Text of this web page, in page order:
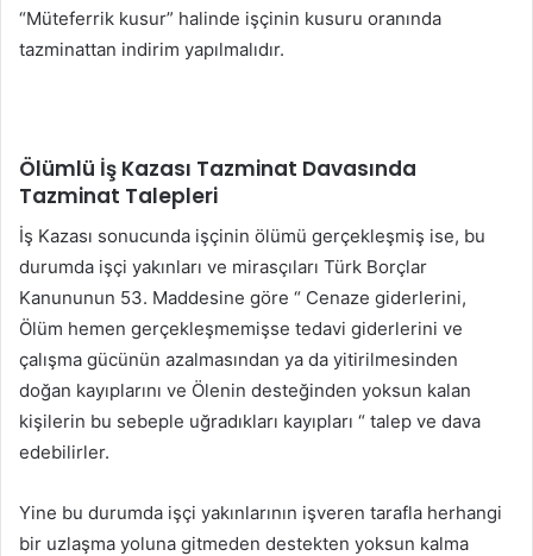
“Müteferrik kusur” halinde işçinin kusuru oranında
tazminattan indirim yapılmalıdır.
Ölümlü İş Kazası Tazminat Davasında
Tazminat Talepleri
İş Kazası sonucunda işçinin ölümü gerçekleşmiş ise, bu
durumda işçi yakınları ve mirasçıları Türk Borçlar
Kanununun 53. Maddesine göre “ Cenaze giderlerini,
Ölüm hemen gerçekleşmemişse tedavi giderlerini ve
çalışma gücünün azalmasından ya da yitirilmesinden
doğan kayıplarını ve Ölenin desteğinden yoksun kalan
kişilerin bu sebeple uğradıkları kayıpları “ talep ve dava
edebilirler.
Yine bu durumda işçi yakınlarının işveren tarafla herhangi
bir uzlaşma yoluna gitmeden destekten yoksun kalma